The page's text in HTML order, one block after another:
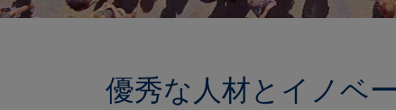
優秀な人材とイノベ